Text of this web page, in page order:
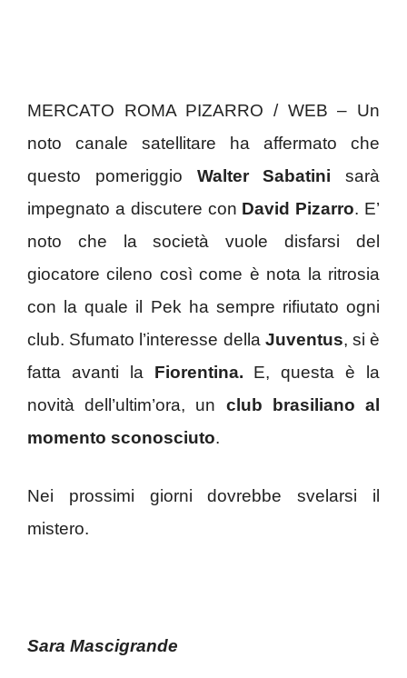
MERCATO ROMA PIZARRO / WEB – Un
noto canale satellitare ha affermato che
questo pomeriggio Walter Sabatini sarà
impegnato a discutere con David Pizarro. E’
noto che la società vuole disfarsi del
giocatore cileno così come è nota la ritrosia
con la quale il Pek ha sempre rifiutato ogni
club. Sfumato l’interesse della Juventus, si è
fatta avanti la Fiorentina. E, questa è la
novità dell’ultim’ora, un club brasiliano al
momento sconosciuto.
Nei prossimi giorni dovrebbe svelarsi il
mistero.
Sara Mascigrande